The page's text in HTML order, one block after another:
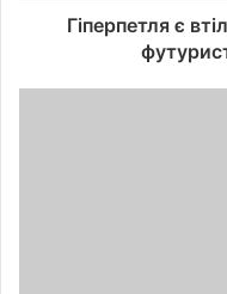
Гіперпетля є